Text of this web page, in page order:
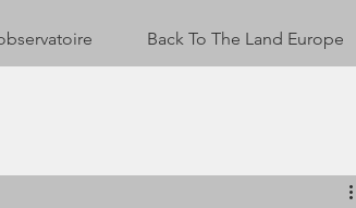
Back To The Land Europe